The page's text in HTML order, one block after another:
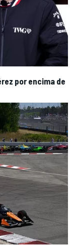
por encima de